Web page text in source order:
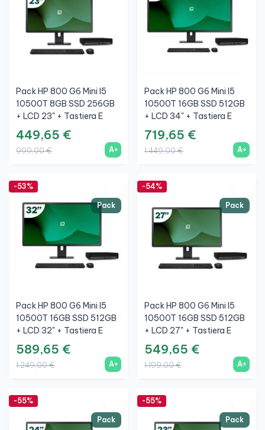
Pack HP 800 G6 Mini I5
10500T 8GB SSD 256GB
+ LCD 23" + Tastiera E
Mouse Wireless + WiFi
449,65 €
999,00 € A+
Pack HP 800 G6 Mini I5
10500T 16GB SSD 512GB
+ LCD 34" + Tastiera E
Mouse Wireless + WiFi
719,65 €
1.449,00 € A+
Pack
-53%
Pack HP 800 G6 Mini I5
10500T 16GB SSD 512GB
+ LCD 32" + Tastiera E
Mouse Wireless + WiFi
589,65 €
1.249,00 € A+
Pack
-54%
Pack HP 800 G6 Mini I5
10500T 16GB SSD 512GB
+ LCD 27" + Tastiera E
Mouse Wireless + WiFi
549,65 €
1.199,00 € A+
Pack
-55%
Pack
-55%